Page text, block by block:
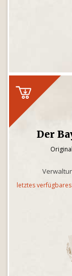
Der
letztes